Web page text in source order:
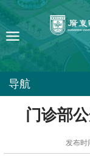
导航
门诊部
发布时